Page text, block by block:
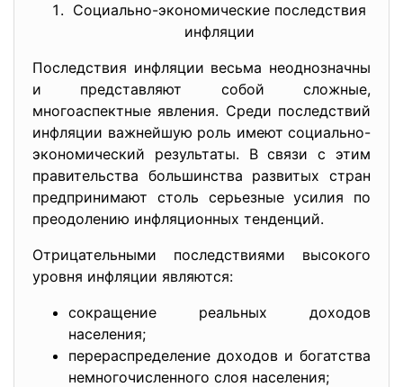
Социально-экономические последствия
инфляции
Последствия инфляции весьма неоднозначны
и представляют собой сложные,
многоаспектные явления. Среди последствий
инфляции важнейшую роль имеют социально-
экономический результаты. В связи с этим
правительства большинства развитых стран
предпринимают столь серьезные усилия по
преодолению инфляционных тенденций.
Отрицательными последствиями высокого
уровня инфляции являются:
сокращение реальных доходов
населения;
перераспределение доходов и богатства
немногочисленного слоя населения;